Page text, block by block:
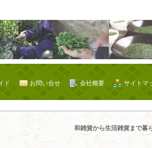
サイトマ
会社概要
お問い合せ
ド
和雑貨から生活雑貨まで暮